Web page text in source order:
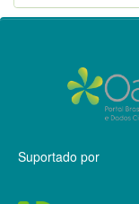
Suportado por